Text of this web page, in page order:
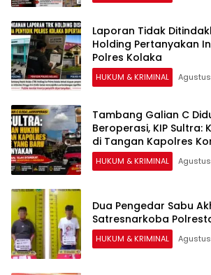
Laporan Tidak
Holding Pertanyakan
Polres Kolaka
HUKUM & KRIMINAL
Tambang Galian C
Beroperasi, KIP Sultra:
di Tangan Kapolres
Dipertanyakan
HUKUM & KRIMINAL
Dua Pengedar Sabu
Satresnarkoba
HUKUM & KRIMINAL